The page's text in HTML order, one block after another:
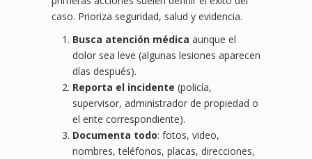
caso. Prioriza seguridad, salud y evidencia.
Busca atención médica aunque el
dolor sea leve (algunas lesiones aparecen
días después).
Reporta el incidente (policía,
supervisor, administrador de propiedad o
el ente correspondiente).
Documenta todo: fotos, video,
nombres, teléfonos, placas, direcciones,